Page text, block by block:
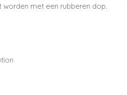
met een rubberen dop.